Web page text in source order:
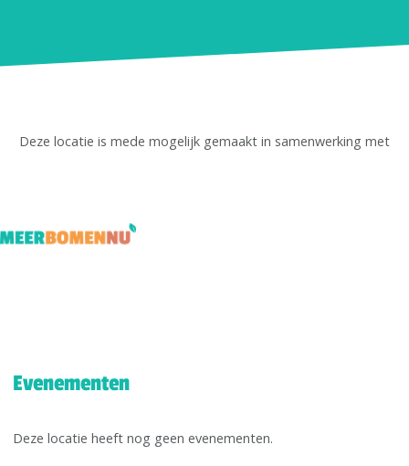
Deze locatie is mede mogelijk gemaakt in samenwerking met
Evenementen
Deze locatie heeft nog geen evenementen.